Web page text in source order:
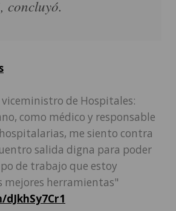
concluyó.
viceministro de Hospitales:
como médico y responsable
me siento contra
salida digna para poder
de trabajo que estoy
mejores herramientas"